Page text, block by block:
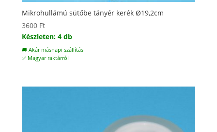
Mikrohullámú sütőbe tányér kerék Ø19,2cm
3600 Ft
Készleten: 4 db
🚚 Akár másnapi szállítás
✅ Magyar raktárról